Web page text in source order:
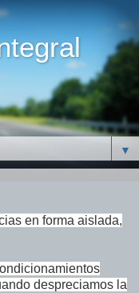
▼
en forma aislada,
despreciamos la